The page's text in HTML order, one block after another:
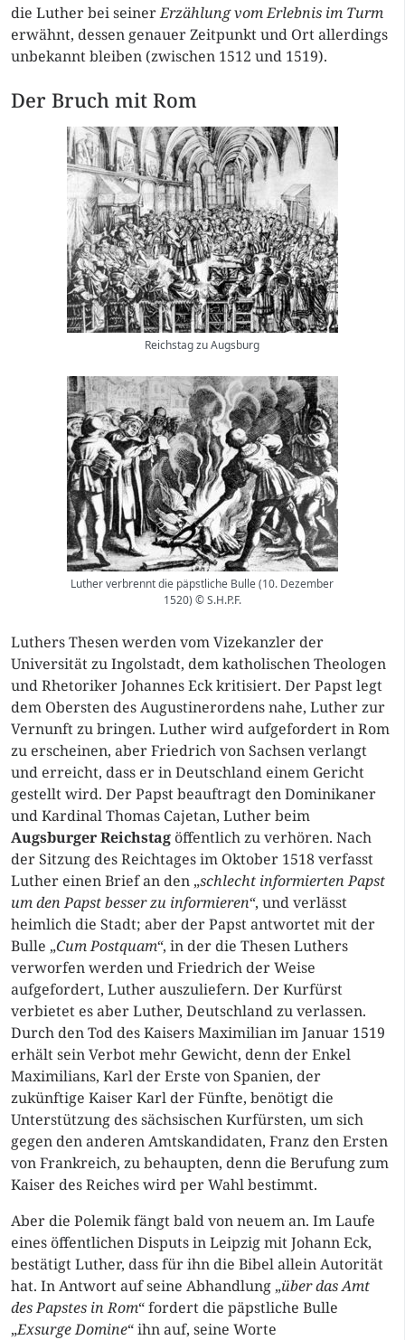
die Luther bei seinerErzählung vom Erlebnis im Turm
erwähnt, dessen genauer Zeitpunkt und Ort allerdings
unbekannt bleiben (zwischen 1512 und 1519).
Der Bruch mit Rom
Reichstag zu Augsburg
Luther verbrennt die päpstliche Bulle (10. Dezember
1520) © S.H.P.F.
Luthers Thesen werden vom Vizekanzler der
Universität zu Ingolstadt, dem katholischen Theologen
und Rhetoriker Johannes Eck kritisiert. Der Papst legt
dem Obersten des Augustinerordens nahe, Luther zur
Vernunft zu bringen. Luther wird aufgefordert in Rom
zu erscheinen, aber Friedrich von Sachsen verlangt
und erreicht, dass er in Deutschland einem Gericht
gestellt wird. Der Papst beauftragt den Dominikaner
und Kardinal Thomas Cajetan, Luther beim
Augsburger Reichstag öffentlich zu verhören. Nach
der Sitzung des Reichtages im Oktober 1518 verfasst
Luther einen Brief an den „schlecht informierten Papst
um den Papst besser zu informieren“, und verlässt
heimlich die Stadt; aber der Papst antwortet mit der
Bulle „Cum Postquam“, in der die Thesen Luthers
verworfen werden und Friedrich der Weise
aufgefordert, Luther auszuliefern. Der Kurfürst
verbietet es aber Luther, Deutschland zu verlassen.
Durch den Tod des Kaisers Maximilian im Januar 1519
erhält sein Verbot mehr Gewicht, denn der Enkel
Maximilians, Karl der Erste von Spanien, der
zukünftige Kaiser Karl der Fünfte, benötigt die
Unterstützung des sächsischen Kurfürsten, um sich
gegen den anderen Amtskandidaten, Franz den Ersten
von Frankreich, zu behaupten, denn die Berufung zum
Kaiser des Reiches wird per Wahl bestimmt.
Aber die Polemik fängt bald von neuem an. Im Laufe
eines öffentlichen Disputs in Leipzig mit Johann Eck,
bestätigt Luther, dass für ihn die Bibel allein Autorität
hat. In Antwort auf seine Abhandlung „über das Amt
des Papstes in Rom“ fordert die päpstliche Bulle
„Exsurge Domine“ ihn auf, seine Worte